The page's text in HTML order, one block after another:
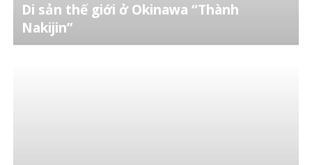
Di sản thế giới ở Okinawa “Thành
Nakijin”